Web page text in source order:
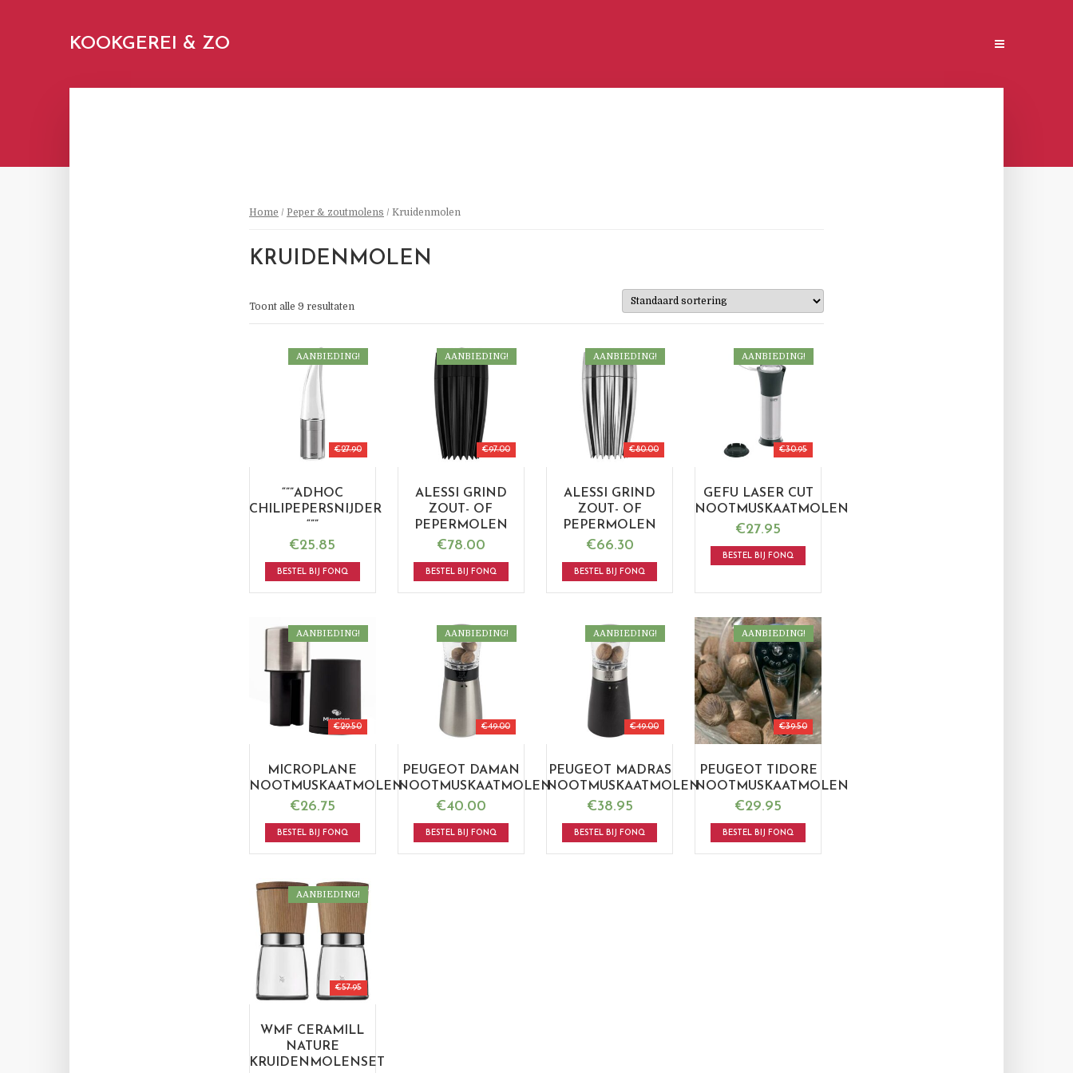
KOOKGEREI & ZO
Home / Peper & zoutmolens / Kruidenmolen
KRUIDENMOLEN
Toont alle 9 resultaten
AANBIEDING!
“””ADHOC
CHILIPEPERSNIJDER
“””
€27.90
€25.85
BESTEL BIJ FONQ
AANBIEDING!
ALESSI GRIND
ZOUT- OF
PEPERMOLEN
€97.00
€78.00
BESTEL BIJ FONQ
AANBIEDING!
ALESSI GRIND
ZOUT- OF
PEPERMOLEN
€80.00
€66.30
BESTEL BIJ FONQ
AANBIEDING!
GEFU LASER CUT
NOOTMUSKAATMOLEN
€30.95
€27.95
BESTEL BIJ FONQ
AANBIEDING!
MICROPLANE
NOOTMUSKAATMOLEN
€29.50
€26.75
BESTEL BIJ FONQ
AANBIEDING!
PEUGEOT DAMAN
NOOTMUSKAATMOLEN
€49.00
€40.00
BESTEL BIJ FONQ
AANBIEDING!
PEUGEOT MADRAS
NOOTMUSKAATMOLEN
€49.00
€38.95
BESTEL BIJ FONQ
AANBIEDING!
PEUGEOT TIDORE
NOOTMUSKAATMOLEN
€39.50
€29.95
BESTEL BIJ FONQ
AANBIEDING!
WMF CERAMILL
NATURE
KRUIDENMOLENSET
€57.95